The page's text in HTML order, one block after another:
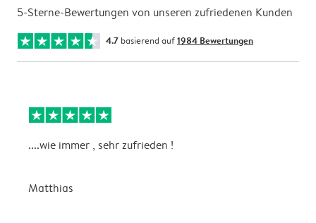
5-Sterne-Bewertungen von unseren zufriedenen Kunden
4.7 basierend auf1984 Bewertungen
....wie immer , sehr zufrieden !
Matthias